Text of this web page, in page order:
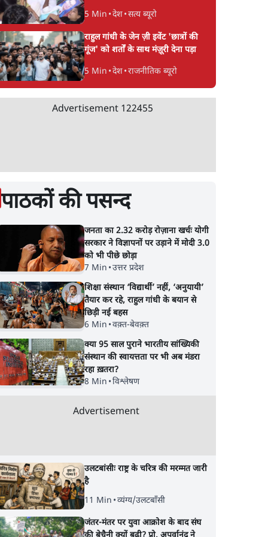
5 Min •देश•सत्य ब्यूरो
राहुल गांधी के जेन ज़ी इवेंट 'छात्रों की
गूंज' को शर्तों के साथ मंज़ूरी देना पड़ा
5 Min •देश•राजनीतिक ब्यूरो
Advertisement 122455
पाठकों की पसन्द
जनता का 2.32 करोड़ रोज़ाना खर्चः योगी
सरकार ने विज्ञापनों पर उड़ाने में मोदी 3.0
को भी पीछे छोड़ा
7 Min •उत्तर प्रदेश
शिक्षा संस्थान ‘विद्यार्थी’ नहीं, ‘अनुयायी’
तैयार कर रहे, राहुल गांधी के बयान से
छिड़ी नई बहस
6 Min •वक़्त-बेवक़्त
क्या 95 साल पुराने भारतीय सांख्यिकी
संस्थान की स्वायत्तता पर भी अब मंडरा
रहा ख़तरा?
8 Min •विश्लेषण
Advertisement
उलटबांसीः राष्ट्र के चरित्र की मरम्मत जारी
है
11 Min •व्यंग्य/उलटबाँसी
जंतर-मंतर पर युवा आक्रोश के बाद संघ